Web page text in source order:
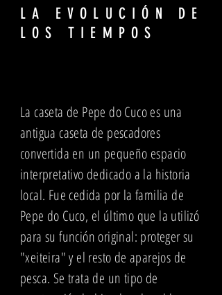
LA EVOLUCIÓN DE
LOS TIEMPOS
La caseta de Pepe do Cuco es una
antigua caseta de pescadores
convertida en un pequeño espacio
interpretativo dedicado a la historia
local. Fue cedida por la familia de
Pepe do Cuco, el último que la utilizó
para su función original: proteger su
"xeiteira" y el resto de aparejos de
pesca. Se trata de un tipo de